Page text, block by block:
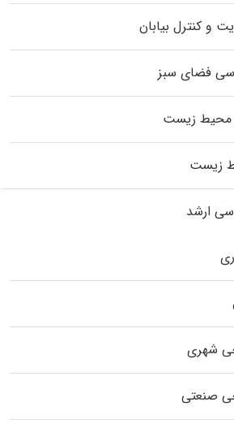
و کنترل بیابان
فضای سبز
محیط‌ زیست
زیست
ارشد
شهری
صنعتی